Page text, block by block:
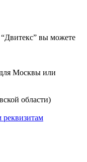
вы можете
Москвы или
области)